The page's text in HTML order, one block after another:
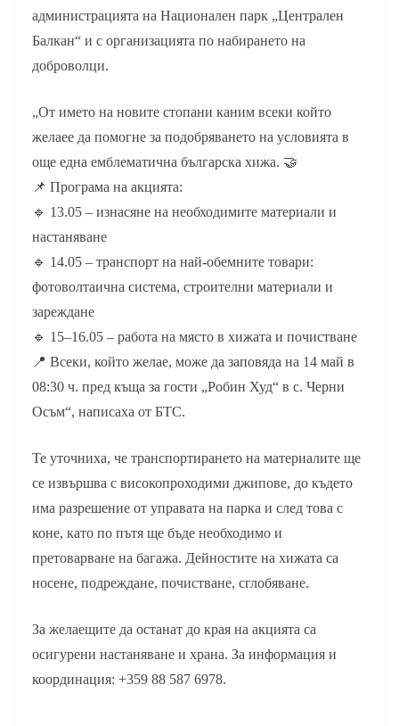
администрацията на Национален парк „Централен
Балкан“ и с организацията по набирането на
доброволци.
„От името на новите стопани каним всеки който
желаее да помогне за подобряването на условията в
още една емблематична българска хижа. 🤝
📌 Програма на акцията:
🔹 13.05 – изнасяне на необходимите материали и
настаняване
🔹 14.05 – транспорт на най-обемните товари:
фотоволтаична система, строителни материали и
зареждане
🔹 15–16.05 – работа на място в хижата и почистване
📍 Всеки, който желае, може да заповяда на 14 май в
08:30 ч. пред къща за гости „Робин Худ“ в с. Черни
Осъм“, написаха от БТС.
Те уточниха, че транспортирането на материалите ще
се извършва с високопроходими джипове, до където
има разрешение от управата на парка и след това с
коне, като по пътя ще бъде необходимо и
претоварване на багажа. Дейностите на хижата са
носене, подреждане, почистване, сглобяване.
За желаещите да останат до края на акцията са
осигурени настаняване и храна. За информация и
координация: +359 88 587 6978.